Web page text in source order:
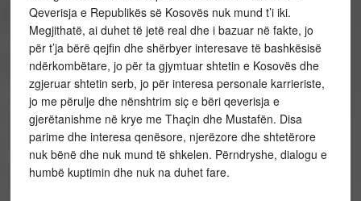
Qeverisja e Republikës së Kosovës nuk mund t’i iki.
Megjithatë, ai duhet të jetë real dhe i bazuar në fakte, jo
për t’ja bërë qejfin dhe shërbyer interesave të bashkësisë
ndërkombëtare, jo për ta gjymtuar shtetin e Kosovës dhe
zgjeruar shtetin serb, jo për interesa personale karrieriste,
jo me përulje dhe nënshtrim siç e bëri qeverisja e
gjerëtanishme në krye me Thaçin dhe Mustafën. Disa
parime dhe interesa qenësore, njerëzore dhe shtetërore
nuk bënë dhe nuk mund të shkelen. Përndryshe, dialogu e
humbë kuptimin dhe nuk na duhet fare.